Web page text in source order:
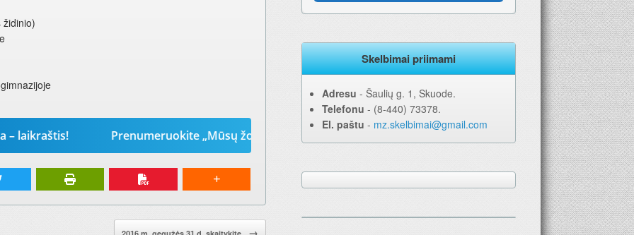
židinio)
Prenumeruokite „Mūsų žodį“ 2026-iems metams. Geriausia dovana – laikraštis!
Skelbimai priimami
Adresu ‐ Šaulių g. 1, Skuode.
Telefonu ‐ (8-440) 73378.
El. paštu ‐ mz.skelbimai@gmail.com